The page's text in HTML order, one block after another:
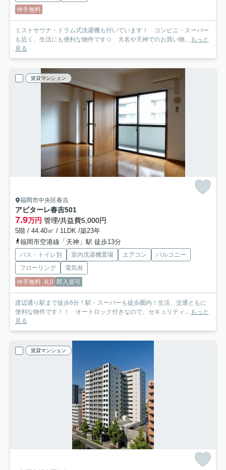
仲手無料
ミストサウナ・ドラム式洗濯機も付いています！ コンビニ・スーパー
も近く、生活にも便利な物件です☆ 大名や天神でのお買い物... もっと
見る
賃貸マンション
福岡市中央区春吉
アビターレ春吉501
7.9万円 管理/共益費5,000円
5階 / 44.40㎡ / 1LDK /築23年
福岡市空港線「天神」駅 徒歩13分
バス・トイレ別 室内洗濯機置場 エアコン
バルコニー
フローリング
電気有
仲手無料 礼0 即入居可
渡辺通り駅まで徒歩6分！駅・スーパーも徒歩圏内！生活、交通ともに
便利な物件です！！ オートロック付きなので、セキュリティ... もっと
見る
賃貸マンション